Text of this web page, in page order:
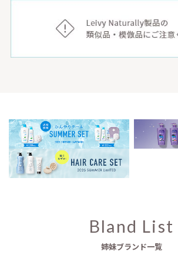
Bland List
姉妹ブランド一覧